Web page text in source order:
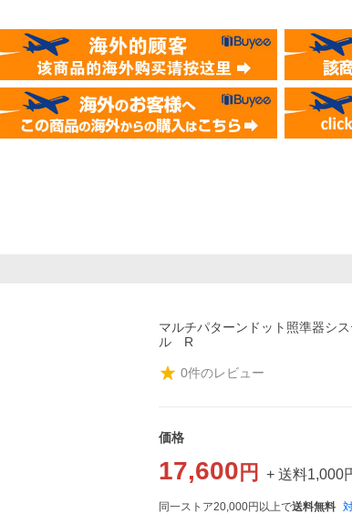
マルチパターンドット照準器
ル R
0件のレビュー
価格
17,600 円 + 送料1,000
同一ストア20,000円以上で送料無料